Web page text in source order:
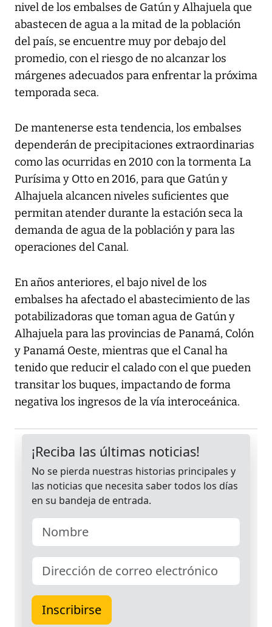
nivel de los embalses de Gatún y Alhajuela que
abastecen de agua a la mitad de la población
del país, se encuentre muy por debajo del
promedio, con el riesgo de no alcanzar los
márgenes adecuados para enfrentar la próxima
temporada seca.
De mantenerse esta tendencia, los embalses
dependerán de precipitaciones extraordinarias
como las ocurridas en 2010 con la tormenta La
Purísima y Otto en 2016, para que Gatún y
Alhajuela alcancen niveles suficientes que
permitan atender durante la estación seca la
demanda de agua de la población y para las
operaciones del Canal.
En años anteriores, el bajo nivel de los
embalses ha afectado el abastecimiento de las
potabilizadoras que toman agua de Gatún y
Alhajuela para las provincias de Panamá, Colón
y Panamá Oeste, mientras que el Canal ha
tenido que reducir el calado con el que pueden
transitar los buques, impactando de forma
negativa los ingresos de la vía interoceánica.